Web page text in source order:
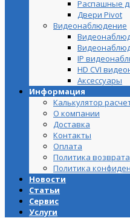
Распашные
Двери Pivot
Видеонаблюдение
IP
HD CVI
Аксессуары
Информация
Калькулятор
О компании
Доставка
Контакты
Оплата
Политика возврата
Политика
Новости
Статьи
Сервис
Услуги